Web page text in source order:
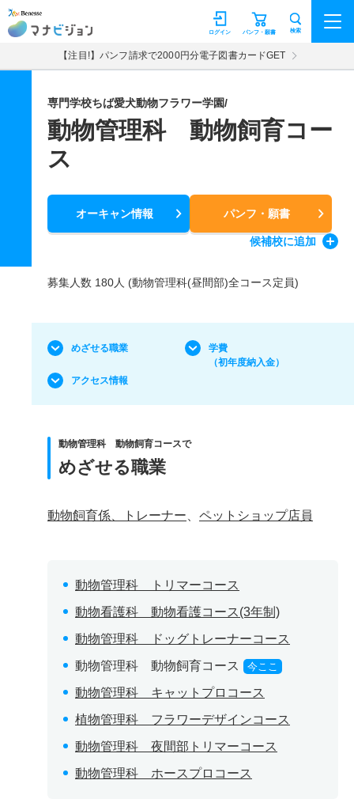
マナビジョン パンフ・願書
ログイン 検索
【注目!】パンフ請求で2000円分電子図書カードGET
専門学校ちば愛犬動物フラワー学園/
動物管理科 動物飼育コー
ス
オーキャン情報 パンフ・願書
候補校に追加
募集人数 180人 (動物管理科(昼間部)全コース定員)
めざせる職業
学費
（初年度納入金）
アクセス情報
動物管理科 動物飼育コースで
めざせる職業
動物飼育係、トレーナー ペットショップ店員
動物管理科 トリマーコース
動物看護科 動物看護コース(3年制)
動物管理科 ドッグトレーナーコース
動物管理科 動物飼育コース
今ここ
動物管理科 キャットプロコース
植物管理科 フラワーデザインコース
動物管理科 夜間部トリマーコース
動物管理科 ホースプロコース